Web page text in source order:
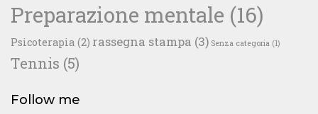
Preparazione mentale (16)
Psicoterapia (2) rassegna stampa (3) Senza categoria (1)
Tennis (5)
Follow me